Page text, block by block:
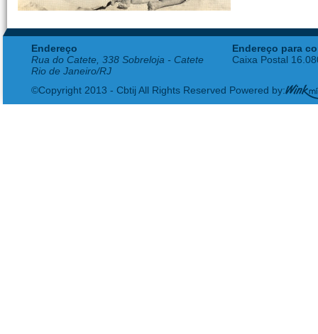
Endereço
Rua do Catete, 338 Sobreloja - Catete
Rio de Janeiro/RJ
Endereço para
Caixa Postal
©Copyright 2013 - Cbtij All Rights Reserved Powered by: